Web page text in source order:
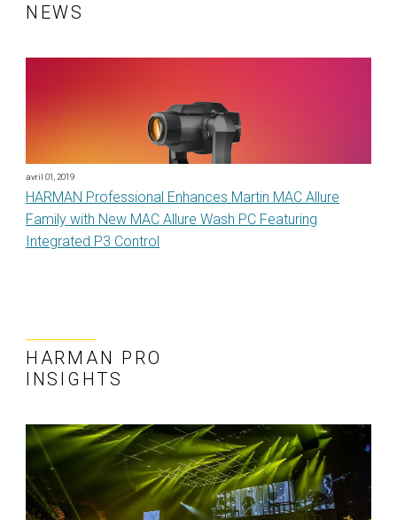
NEWS
avril 01, 2019
HARMAN Professional Enhances Martin MAC Allure
Family with New MAC Allure Wash PC Featuring
Integrated P3 Control
HARMAN PRO
INSIGHTS